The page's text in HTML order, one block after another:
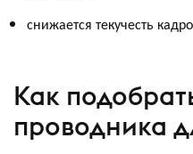
снижается текучесть
Как
проводника